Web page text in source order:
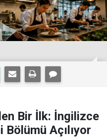
Bir İlk: İngilizce
Açılıyor